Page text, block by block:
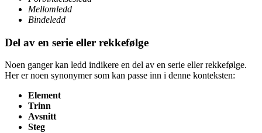
Mellomledd
Bindeledd
Del av en serie eller rekkefølge
Noen ganger kan ledd indikere en del av en serie eller rekkefølge.
Her er noen synonymer som kan passe inn i denne konteksten:
Element
Trinn
Avsnitt
Steg